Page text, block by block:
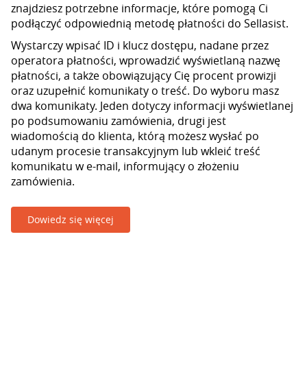
znajdziesz potrzebne informacje, które pomogą Ci
podłączyć odpowiednią metodę płatności do Sellasist.
Wystarczy wpisać ID i klucz dostępu, nadane przez
operatora płatności, wprowadzić wyświetlaną nazwę
płatności, a także obowiązujący Cię procent prowizji
oraz uzupełnić komunikaty o treść. Do wyboru masz
dwa komunikaty. Jeden dotyczy informacji wyświetlanej
po podsumowaniu zamówienia, drugi jest
wiadomością do klienta, którą możesz wysłać po
udanym procesie transakcyjnym lub wkleić treść
komunikatu w e-mail, informujący o złożeniu
zamówienia.
Dowiedz się więcej